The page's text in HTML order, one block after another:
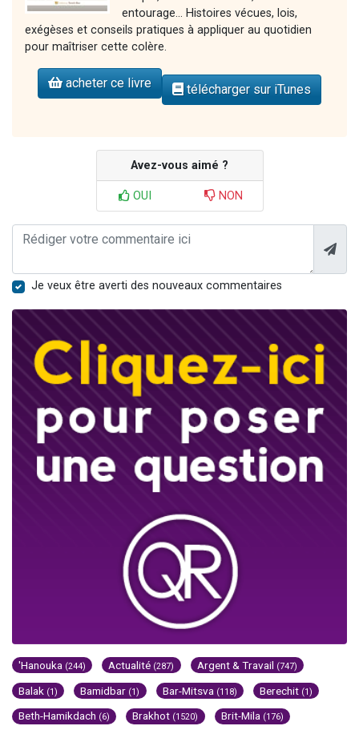
entourage... Histoires vécues, lois,
exégèses et conseils pratiques à appliquer au quotidien
pour maîtriser cette colère.
acheter ce livre télécharger sur iTunes
Avez-vous aimé ?
OUI NON
Je veux être averti des nouveaux commentaires
'Hanouka (244) Actualité (287) Argent & Travail (747)
Balak (1) Bamidbar (1) Bar-Mitsva (118) Berechit (1)
Beth-Hamikdach (6) Brakhot (1520) Brit-Mila (176)